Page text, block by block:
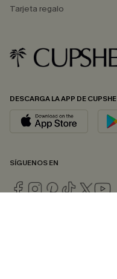
Tarjeta regalo
DESCARGA LA APP DE CUPSHE
SÍGUENOS EN